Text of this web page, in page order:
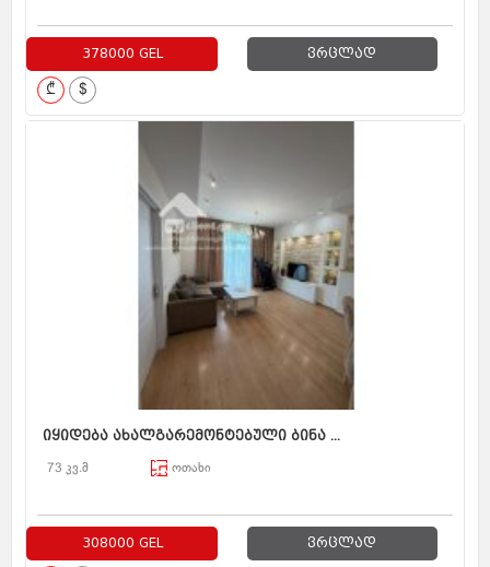
378000 GEL ვრცლად
₾ $
იყიდება ახალგარემონტებული ბინა ...
73 კვ.მ ოთახი
308000 GEL ვრცლად